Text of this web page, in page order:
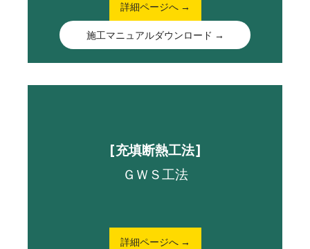
詳細ページへ →
施工マニュアルダウンロード →
[充填断熱工法]
ＧＷＳ工法
詳細ページへ →